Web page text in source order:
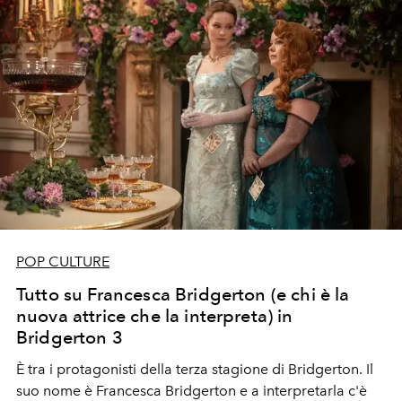
POP CULTURE
Tutto su Francesca Bridgerton (e chi è la
nuova attrice che la interpreta) in
Bridgerton 3
È tra i protagonisti della terza stagione di Bridgerton. Il
suo nome è Francesca Bridgerton e a interpretarla c'è